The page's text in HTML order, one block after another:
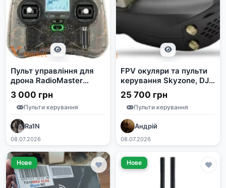
Пульт управління для
дрона RadioMaster
Pocket ELRS
3 000 грн
Пульти керування
Ra1N
08.07.2026
FPV окуляри та пульти
керування Skyzone, DJI,
Radiomaster, Walksnail
25 700 грн
Пульти керування
Андрій
08.07.2026
Нове Нове